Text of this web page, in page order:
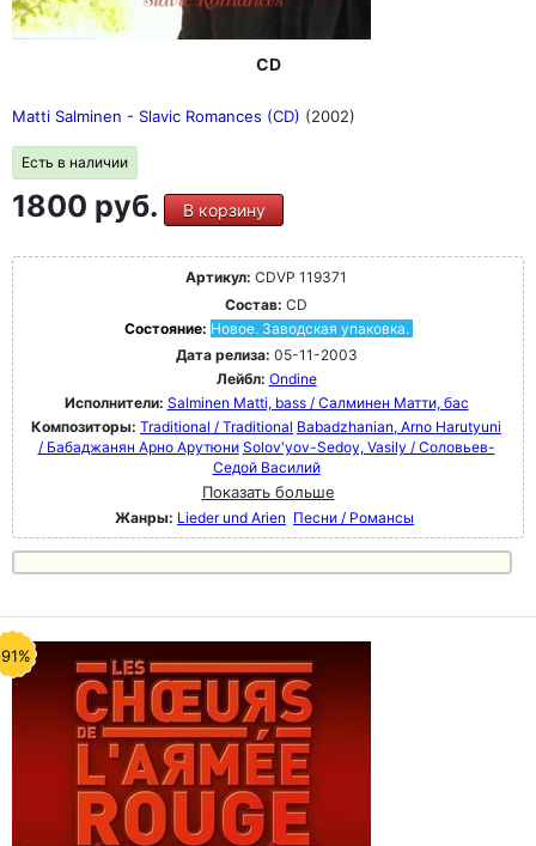
CD
Matti Salminen - Slavic Romances (CD) (2002)
Есть в наличии
1800 руб. В корзину
Артикул: CDVP 119371
Состав: CD
Состояние: Новое. Заводская упаковка.
Дата релиза: 05-11-2003
Лейбл: Ondine
Исполнители: Salminen Matti, bass / Салминен Матти, бас
Композиторы: Traditional / Traditional Babadzhanian, Arno Harutyuni
/ Бабаджанян Арно Арутюни Solov'yov-Sedoy, Vasily / Соловьев-
Седой Василий
Показать больше
Жанры: Lieder und Arien Песни / Романсы